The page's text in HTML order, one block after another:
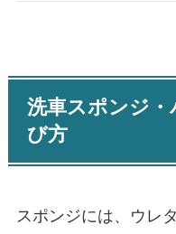
洗車スポンジ
び方
スポンジには、ウレ